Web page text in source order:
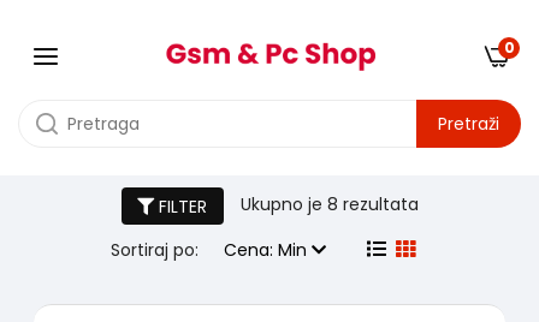
Pretraži
0
Kafa za aparate
FILTER Ukupno je 8 rezultata
Sortiraj po:
Cena: Min